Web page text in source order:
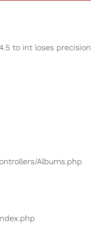
to int loses precision
Albums.php
Playlists